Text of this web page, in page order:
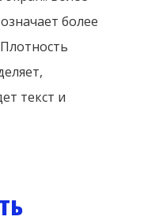
более
текст и